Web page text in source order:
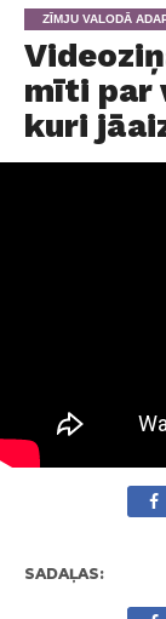
ZĪMJU VALODĀ
mīti par
kuri
SADAĻAS: